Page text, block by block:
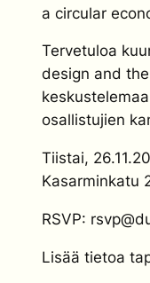
a circular
Tervetuloa
design and
osallistujien
Tiistai,
Kasarminkatu
RSVP:
Lisää tietoa